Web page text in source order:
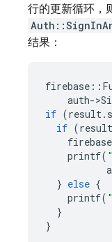
行的更新循环，
结果：
firebase ::
auth->
if (result.
if (result
firebase
printf(
} else {
printf(
}
}